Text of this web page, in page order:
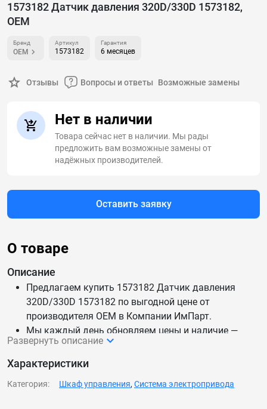
1573182 Датчик давления 320D/330D 1573182,
OEM
Бренд
OEM
Артикул
1573182
Гарантия
6 месяцев
Отзывы Вопросы и ответы Возможные замены
Нет в наличии
Товара сейчас нет в наличии. Мы рады
предложить вам возможные замены от
надёжных производителей.
Оставить заявку
О товаре
Описание
Предлагаем купить 1573182 Датчик давления
320D/330D 1573182 по выгодной цене от
производителя OEM в Компании ИмПарт.
Мы каждый день обновляем цены и наличие —
данные актуальны.
Доставим 1573182 Датчик давления 320D/330D
1573182 по России и СНГ.
Развернуть описание
Характеристики
Категория: Шкаф управления, Система электропривода